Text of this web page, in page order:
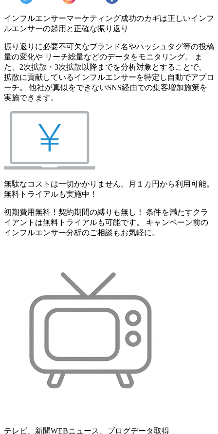
インフルエンサーマーケティング成功のカギは正しいインフ
ルエンサーの起用と正確な振り返り
振り返りに必要不可欠なブランド名やハッシュタグ等の投稿
量の変化や リーチ総量などのデータをモニタリング。 ま
た、2次拡散・3次拡散以降までを分析対象とすることで、
拡散に貢献しているインフルエンサーを特定し自動でアプロ
ーチ。 他社が真似をできないSNS経由での集客増加施策を
実施できます。
無駄なコストは一切かかりません。月１万円から利用可能。
無料トライアルも実施中！
初期費用無料！契約期間の縛りも無し！ 条件を満たすクラ
イアントは無料トライアルも可能です。 キャンペーン前の
インフルエンサー分析のご相談もお気軽に。
テレビ、新聞WEBニュース、ブログデータ取得